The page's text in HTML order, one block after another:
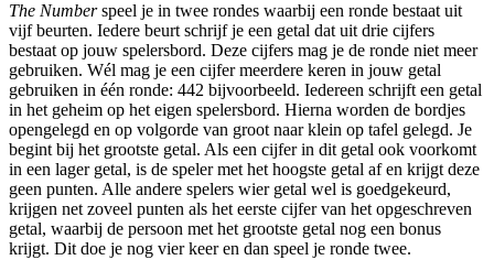
The Numberspeel je in twee rondes waarbij een ronde bestaat uit
vijf beurten. Iedere beurt schrijf je een getal dat uit drie cijfers
bestaat op jouw spelersbord. Deze cijfers mag je de ronde niet meer
gebruiken. Wél mag je een cijfer meerdere keren in jouw getal
gebruiken in één ronde: 442 bijvoorbeeld. Iedereen schrijft een getal
in het geheim op het eigen spelersbord. Hierna worden de bordjes
opengelegd en op volgorde van groot naar klein op tafel gelegd. Je
begint bij het grootste getal. Als een cijfer in dit getal ook voorkomt
in een lager getal, is de speler met het hoogste getal af en krijgt deze
geen punten. Alle andere spelers wier getal wel is goedgekeurd,
krijgen net zoveel punten als het eerste cijfer van het opgeschreven
getal, waarbij de persoon met het grootste getal nog een bonus
krijgt. Dit doe je nog vier keer en dan speel je ronde twee.